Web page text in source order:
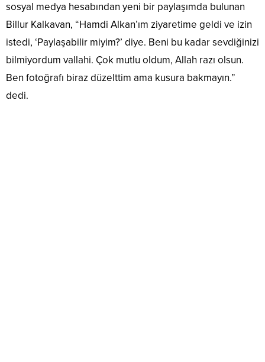
sosyal medya hesabından yeni bir paylaşımda bulunan
Billur Kalkavan, “Hamdi Alkan’ım ziyaretime geldi ve izin
istedi, ‘Paylaşabilir miyim?’ diye. Beni bu kadar sevdiğinizi
bilmiyordum vallahi. Çok mutlu oldum, Allah razı olsun.
Ben fotoğrafı biraz düzelttim ama kusura bakmayın.”
dedi.